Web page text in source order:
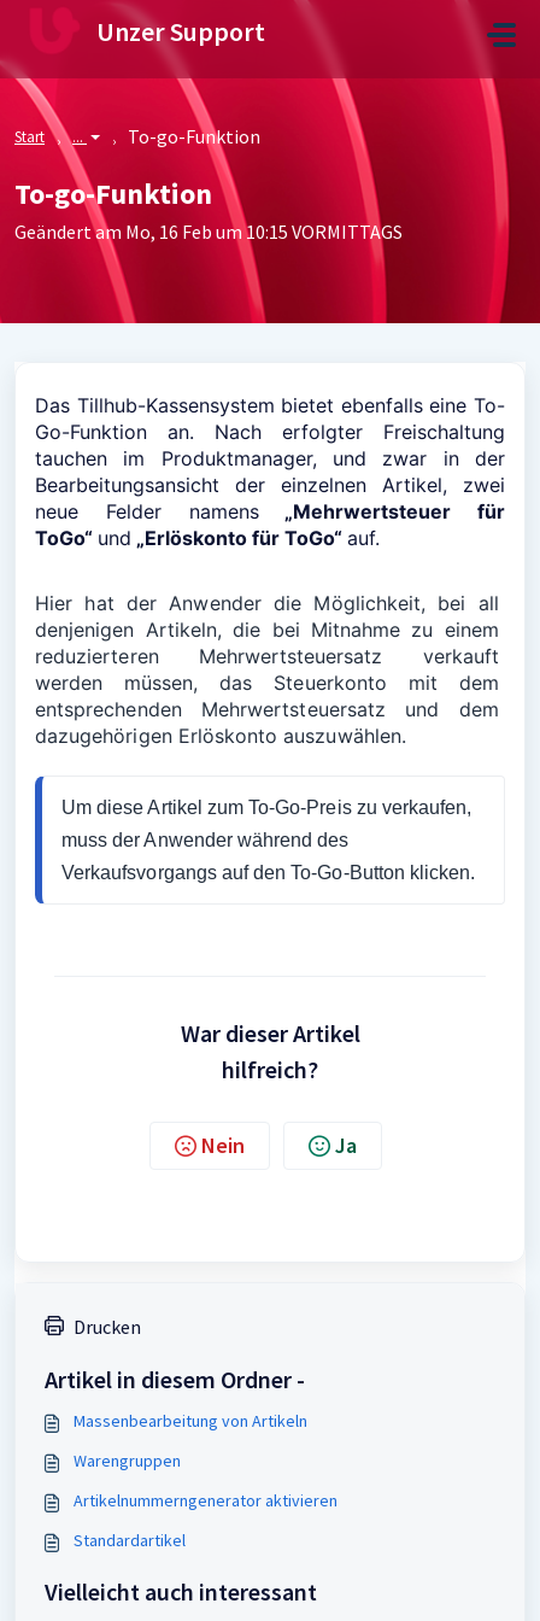
Zum hauptsächlichen Inhalt gehen
Unzer Support
Start ... To-go-Funktion
To-go-Funktion
Geändert am Mo, 16 Feb um 10:15 VORMITTAGS
Das Tillhub-Kassensystem bietet ebenfalls eine To-
Go-Funktion an. Nach erfolgter Freischaltung
tauchen im Produktmanager, und zwar in der
Bearbeitungsansicht der einzelnen Artikel, zwei
neue Felder namens„Mehrwertsteuer für
ToGo“ und „Erlöskonto für ToGo“ auf.
Hier hat der Anwender die Möglichkeit, bei all
denjenigen Artikeln, die bei Mitnahme zu einem
reduzierteren Mehrwertsteuersatz verkauft
werden müssen, das Steuerkonto mit dem
entsprechenden Mehrwertsteuersatz und dem
dazugehörigen Erlöskonto auszuwählen.
Um diese Artikel zum To-Go-Preis zu verkaufen,
muss der Anwender während des
Verkaufsvorgangs auf den To-Go-Button klicken.
War dieser Artikel
hilfreich?
Nein Ja
Drucken
Artikel in diesem Ordner -
Massenbearbeitung von Artikeln
Warengruppen
Artikelnummerngenerator aktivieren
Standardartikel
Vielleicht auch interessant